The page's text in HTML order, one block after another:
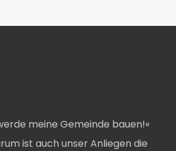
meine Gemeinde bauen!«
ist auch unser Anliegen die